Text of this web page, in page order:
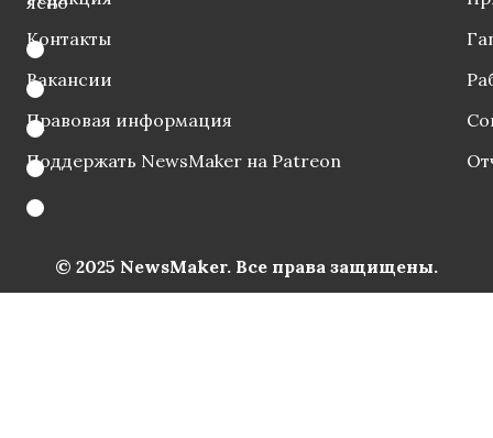
Контакты
Вакансии
Правовая информация
Поддержать NewsMaker на Patreon
© 2025 NewsMaker. Все права защищены.